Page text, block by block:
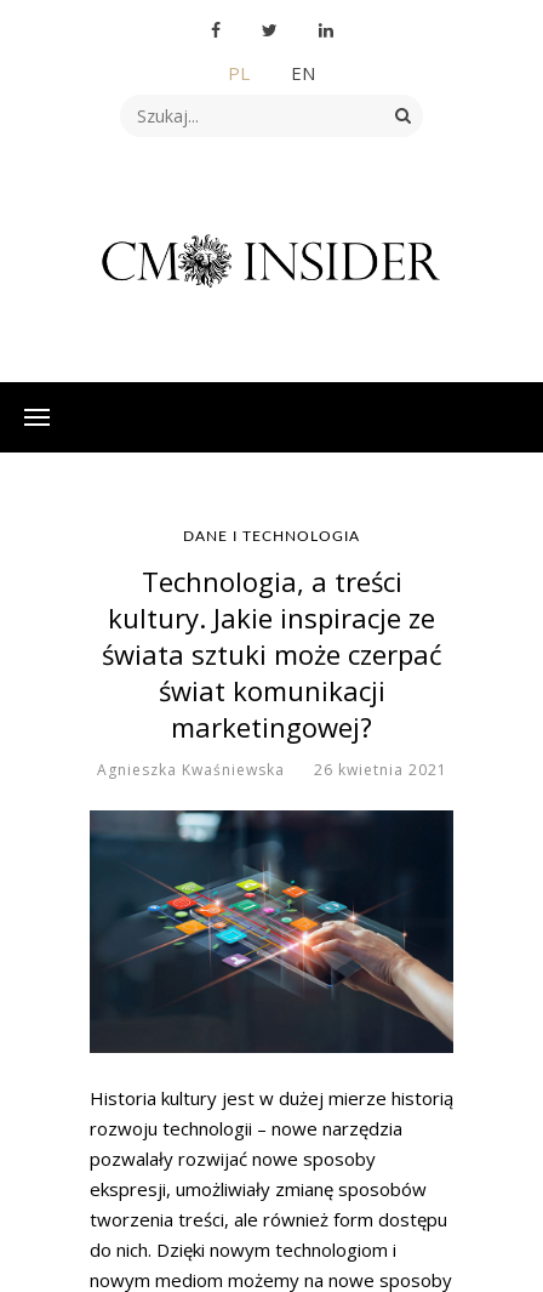
PL EN
DANE I TECHNOLOGIA
Technologia, a treści
kultury. Jakie inspiracje ze
świata sztuki może czerpać
świat komunikacji
marketingowej?
Agnieszka Kwaśniewska 26 kwietnia 2021
Historia kultury jest w dużej mierze historią
rozwoju technologii – nowe narzędzia
pozwalały rozwijać nowe sposoby
ekspresji, umożliwiały zmianę sposobów
tworzenia treści, ale również form dostępu
do nich. Dzięki nowym technologiom i
nowym mediom możemy na nowe sposoby